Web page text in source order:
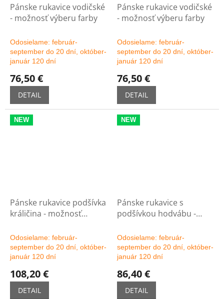
Pánske rukavice vodičské
- možnosť výberu farby
Odosielame: február-
september do 20 dní, október-
január 120 dní
76,50 €
DETAIL
Pánske rukavice vodičské
- možnosť výberu farby
Odosielame: február-
september do 20 dní, október-
január 120 dní
76,50 €
DETAIL
NEW
Pánske rukavice podšívka
králičina - možnosť
Odosielame: február-
september do 20 dní, október-
január 120 dní
108,20 €
DETAIL
NEW
Pánske rukavice s
podšívkou hodvábu -
Odosielame: február-
september do 20 dní, október-
január 120 dní
86,40 €
DETAIL